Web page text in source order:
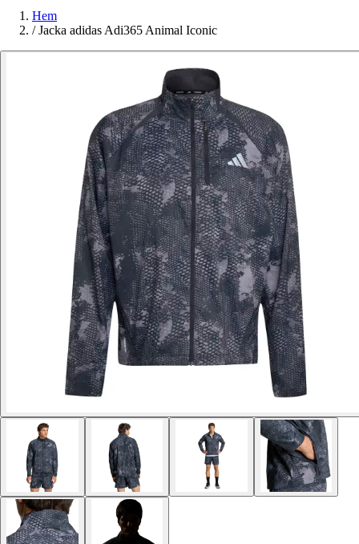
Hem
/ Jacka adidas Adi365 Animal Iconic